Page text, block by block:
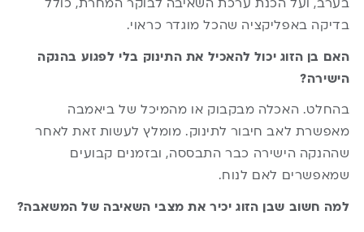
בערב, ועל הכנת ערכת השאיבה לבוקר המחרת, כולל
בדיקה באפליקציה שהכל מוגדר כראוי.
האם בן הזוג יכול להאכיל את התינוק בלי לפגוע בהנקה
הישירה?
בהחלט. האכלה מבקבוק או מהמיכל של ביאמבה
מאפשרת לאב חיבור לתינוק. מומלץ לעשות זאת לאחר
שההנקה הישירה כבר התבססה, ובזמנים קבועים
שמאפשרים לאם לנוח.
למה חשוב שבן הזוג יכיר את מצבי השאיבה של המשאבה?